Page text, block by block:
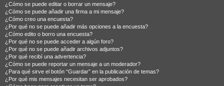
¿Cómo se puede editar o borrar un mensaje?
¿Cómo se puede añadir una firma a mi mensaje?
¿Cómo creo una encuesta?
¿Por qué no se puede añadir más opciones a la encuesta?
¿Cómo edito o borro una encuesta?
¿Por qué no se puede acceder a algún foro?
¿Por qué no se puede añadir archivos adjuntos?
¿Por qué recibí una advertencia?
¿Cómo se puede reportar un mensaje a un moderador?
¿Para qué sirve el botón “Guardar” en la publicación de temas?
¿Por qué mis mensajes necesitan ser aprobados?